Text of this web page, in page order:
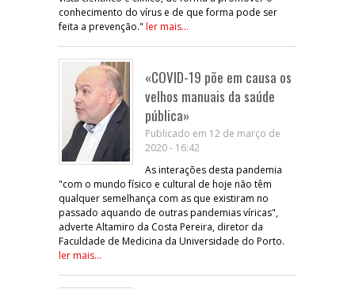
conhecimento do vírus e de que forma pode ser
feita a prevenção." ler mais...
«COVID-19 põe em causa os
velhos manuais da saúde
pública»
Publicado em 12 de março de
2020 - 16:42
As interações desta pandemia
"com o mundo físico e cultural de hoje não têm
qualquer semelhança com as que existiram no
passado aquando de outras pandemias víricas",
adverte Altamiro da Costa Pereira, diretor da
Faculdade de Medicina da Universidade do Porto.
ler mais...